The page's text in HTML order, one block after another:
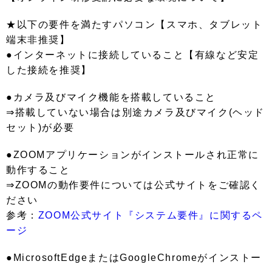
★以下の要件を満たすパソコン【スマホ、タブレット
端末非推奨】
●インターネットに接続していること【有線など安定
した接続を推奨】
●カメラ及びマイク機能を搭載していること
⇒搭載していない場合は別途カメラ及びマイク(ヘッド
セット)が必要
●ZOOMアプリケーションがインストールされ正常に
動作すること
⇒ZOOMの動作要件については公式サイトをご確認く
ださい
参考： ZOOM公式サイト『システム要件』に関するペ
ージ
●MicrosoftEdgeまたはGoogleChromeがインストー